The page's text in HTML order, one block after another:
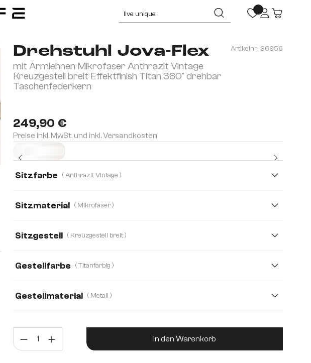
Drehstuhl Jova-Flex
mit Armlehnen Mikrofaser Anthrazit Vintage
Kreuzgestell breit Effektfinish Titan 360° drehbar
Taschenfederkern
Artikelnr.: 36956
249,90 €
Preise inkl. MwSt. und inkl. Versandkosten
Sitzfarbe ( Anthrazit Vintage )
Sitzmaterial ( Mikrofaser )
Sitzgestell ( Kreuzgestell breit )
Gestellfarbe ( Titanfarbig )
Gestellmaterial ( Metall )
Produkt Anzahl: Gib den gewünschten Wert
In den Warenkorb